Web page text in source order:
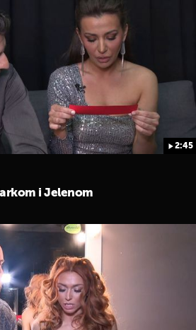
2:45
i Jelenom
NOTIFIKACIJE